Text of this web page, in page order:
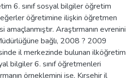
6. sınıf sosyal bilgiler öğretim
öğretimine ilişkin öğretmen
Araştırmanın evrenini
bağlı, 2008 ? 2009
il merkezinde bulunan ilköğretim
bilgiler 6. sınıf öğretmenleri
örneklemini ise, Kırşehir il